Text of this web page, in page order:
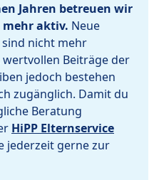
Jahren betreuen wir
mehr aktiv. Neue
nicht mehr
Beiträge der
jedoch bestehen
zugänglich. Damit du
Beratung
HiPP Elternservice
jederzeit gerne zur